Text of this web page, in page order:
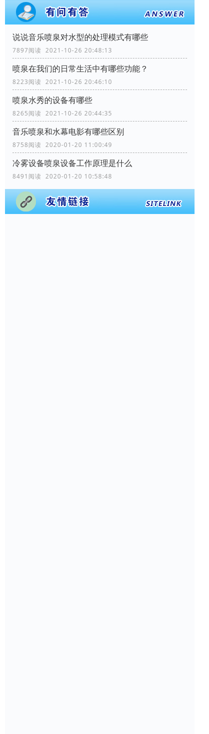
说说音乐喷泉对水型的处理模式有哪些
7897阅读 2021-10-26 20:48:13
喷泉在我们的日常生活中有哪些功能？
8223阅读 2021-10-26 20:46:10
喷泉水秀的设备有哪些
8265阅读 2021-10-26 20:44:35
音乐喷泉和水幕电影有哪些区别
8758阅读 2020-01-20 11:00:49
冷雾设备喷泉设备工作原理是什么
8491阅读 2020-01-20 10:58:48